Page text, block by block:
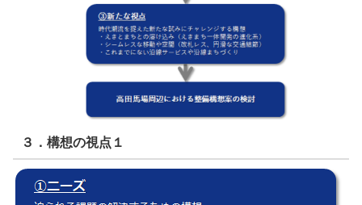
３．構想の視点１